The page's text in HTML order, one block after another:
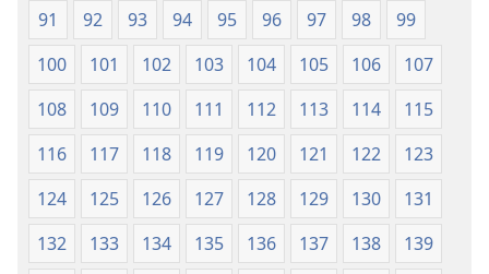
91
92 93 94 95 96 97 98
99
100
101 102 103 104 105 106
107
108
109 110 111 112 113 114
115
116
117 118 119 120 121 122
123
124
125 126 127 128 129 130
131
132
133 134 135 136 137 138
139